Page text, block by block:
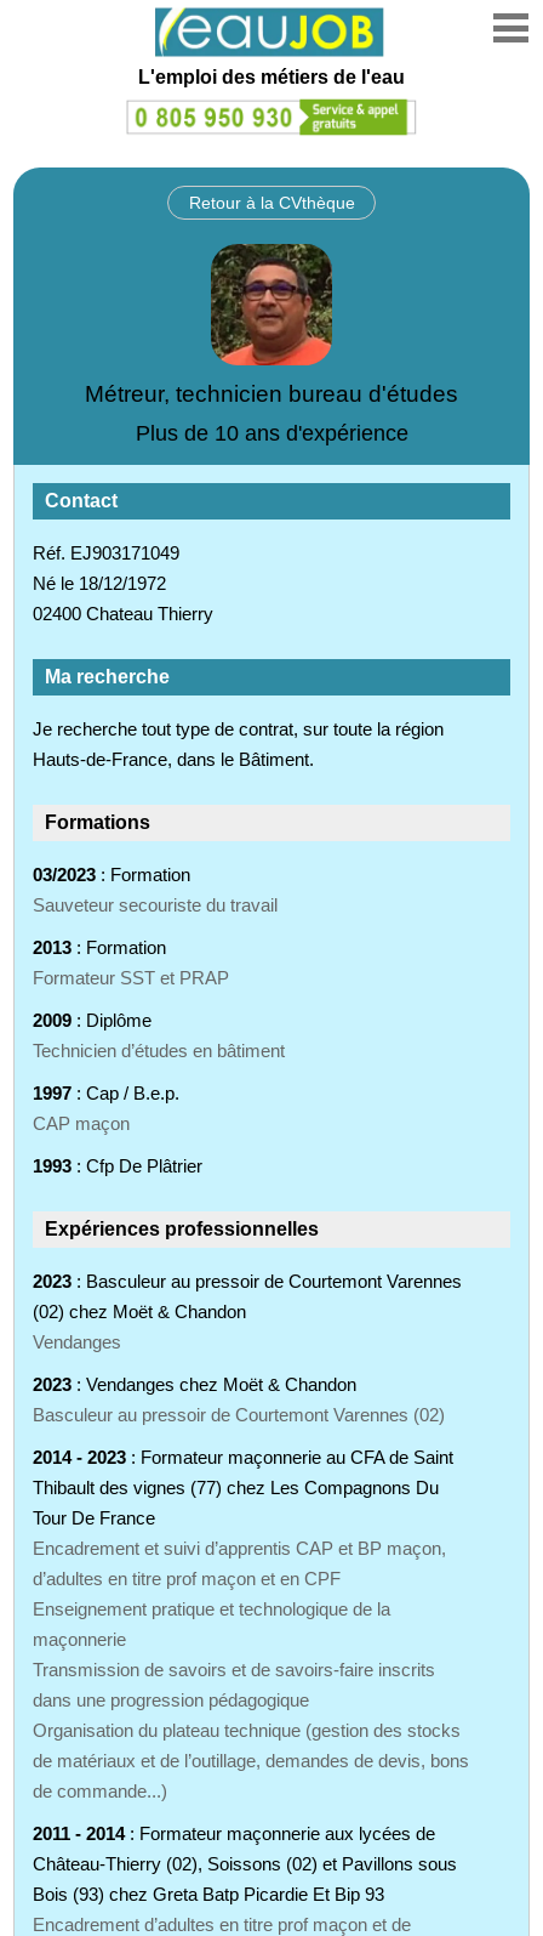
L'emploi des métiers de l'eau
Retour à la CVthèque
Métreur, technicien bureau d'études
Plus de 10 ans d'expérience
Contact
Réf. EJ903171049
Né le 18/12/1972
02400 Chateau Thierry
Ma recherche
Je recherche tout type de contrat, sur toute la région
Hauts-de-France, dans le Bâtiment.
Formations
03/2023 : Formation
Sauveteur secouriste du travail
2013 : Formation
Formateur SST et PRAP
2009 : Diplôme
Technicien d’études en bâtiment
1997 : Cap / B.e.p.
CAP maçon
1993 : Cfp De Plâtrier
Expériences professionnelles
2023 : Basculeur au pressoir de Courtemont Varennes
(02) chez Moët & Chandon
Vendanges
2023 : Vendanges chez Moët & Chandon
Basculeur au pressoir de Courtemont Varennes (02)
2014 - 2023 : Formateur maçonnerie au CFA de Saint
Thibault des vignes (77) chez Les Compagnons Du
Tour De France
Encadrement et suivi d’apprentis CAP et BP maçon,
d’adultes en titre prof maçon et en CPF
Enseignement pratique et technologique de la
maçonnerie
Transmission de savoirs et de savoirs-faire inscrits
dans une progression pédagogique
Organisation du plateau technique (gestion des stocks
de matériaux et de l’outillage, demandes de devis, bons
de commande...)
2011 - 2014: Formateur maçonnerie aux lycées de
Château-Thierry (02), Soissons (02) et Pavillons sous
Bois (93) chez Greta Batp Picardie Et Bip 93
Encadrement d’adultes en titre prof maçon et de